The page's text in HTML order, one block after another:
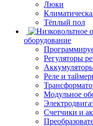
Люки
Тёплый пол
оборудование
Регуляторы
Реле и
Модульное
Счетчики и